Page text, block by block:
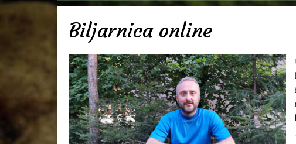
Biljarnica online